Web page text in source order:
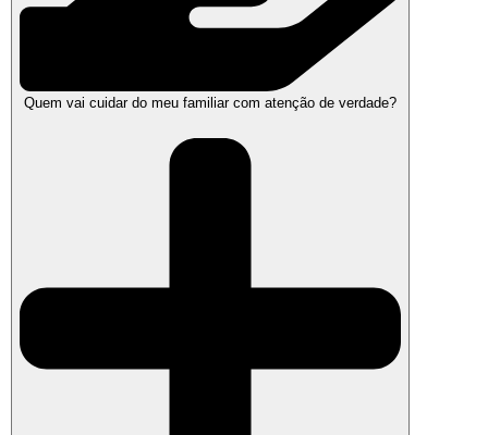
Quem vai cuidar do meu familiar com atenção de verdade?